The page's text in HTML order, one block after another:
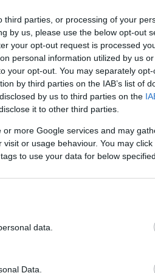
parties, or processing of your
by us, please use the below opt-out
your opt-out request is processed
personal information utilized by us
your opt-out. You may separately
by third parties on the IAB’s list of
by us to third parties on the
it to other third parties.
more Google services and may
or usage behaviour. You may
to use your data for below
data.
Data.
Ασκληπιείο Βούλας,
διενεργεί την προανάκριση,
και τοξικολογίας
με τον Πολίτη